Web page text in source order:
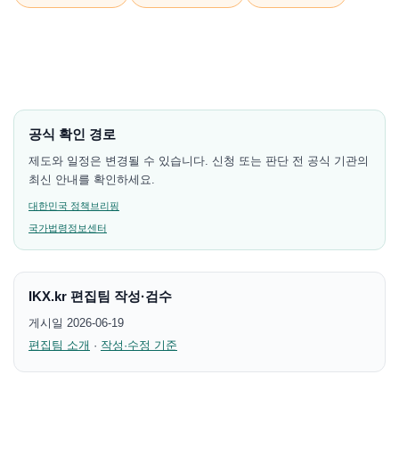
공식 확인 경로
제도와 일정은 변경될 수 있습니다. 신청 또는 판단 전 공식 기관의
최신 안내를 확인하세요.
대한민국 정책브리핑
국가법령정보센터
IKX.kr 편집팀 작성·검수
게시일 2026-06-19
편집팀 소개 · 작성·수정 기준